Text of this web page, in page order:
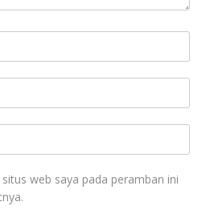
web saya pada peramban ini